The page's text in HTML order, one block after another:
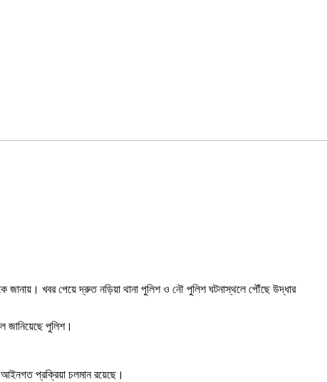
জানায়। খবর পেয়ে দ্রুত নড়িয়া থানা পুলিশ ও নৌ পুলিশ ঘটনাস্থলে পৌঁছে উদ্ধার
জানিয়েছে পুলিশ।
প্রক্রিয়া চলমান রয়েছে।